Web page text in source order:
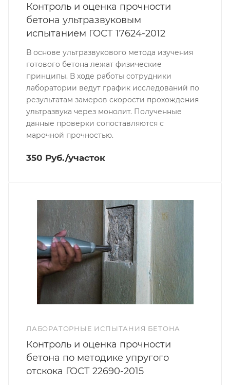
Контроль и оценка прочности
бетона ультразвуковым
испытанием ГОСТ 17624-2012
В основе ультразвукового метода изучения
готового бетона лежат физические
принципы. В ходе работы сотрудники
лаборатории ведут график исследований по
результатам замеров скорости прохождения
ультразвука через монолит. Полученные
данные проверки сопоставляются с
марочной прочностью.
350 Руб./участок
ЛАБОРАТОРНЫЕ ИСПЫТАНИЯ БЕТОНА
Контроль и оценка прочности
бетона по методике упругого
отскока ГОСТ 22690-2015